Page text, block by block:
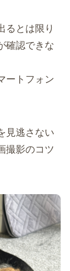
るとは限り
確認できな
ートフォン
見逃さない
撮影のコツ